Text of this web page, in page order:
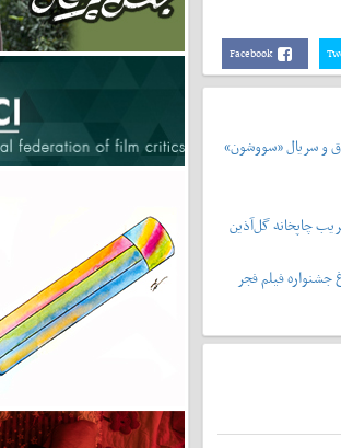
Facebook
و سریال «سووشون»
چاپخانه گل‌آذین
فیلم فجر